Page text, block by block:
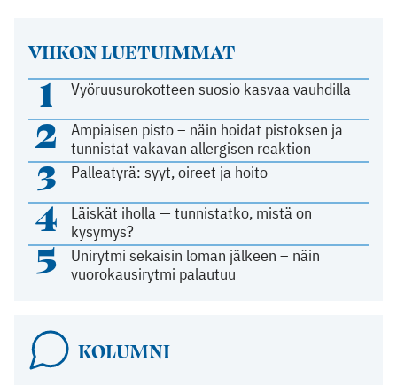
VIIKON LUETUIMMAT
1 Vyöruusurokotteen suosio kasvaa vauhdilla
2
Ampiaisen pisto – näin hoidat pistoksen ja
tunnistat vakavan allergisen reaktion
3 Palleatyrä: syyt, oireet ja hoito
4
Läiskät iholla — tunnistatko, mistä on
kysymys?
5
Unirytmi sekaisin loman jälkeen – näin
vuorokausirytmi palautuu
KOLUMNI